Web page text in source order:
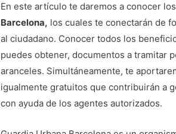
En este artículo te daremos a conocer
Barcelona, los cuales te conectarán de
al ciudadano. Conocer todos los
puedes obtener, documentos a tramitar
aranceles. Simultáneamente, te
igualmente gratuitos que contribuirán a
con ayuda de los agentes autorizados.